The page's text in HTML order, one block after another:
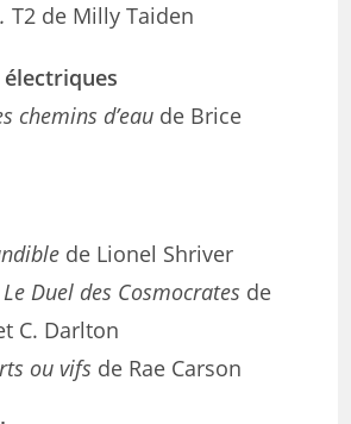
T2 de Milly Taiden
chemins d’eau de Brice
de Lionel Shriver
Duel des Cosmocrates de
C. Darlton
ou vifs de Rae Carson